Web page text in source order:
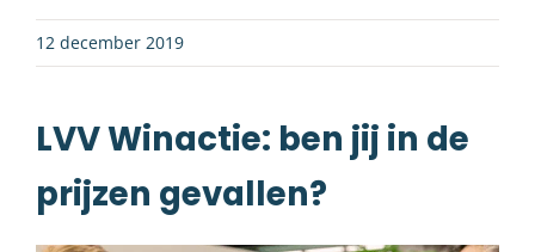
12 december 2019
LVV Winactie: ben jij in de
prijzen gevallen?